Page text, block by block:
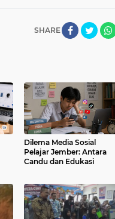
SHARE
Dilema Media Sosial
Pelajar Jember: Antara
Candu dan Edukasi